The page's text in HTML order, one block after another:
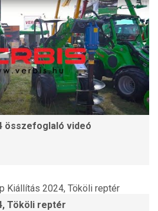
összefoglaló videó
Tököli reptér